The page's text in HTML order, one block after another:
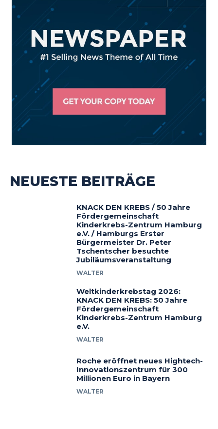
NEUESTE BEITRÄGE
KNACK DEN KREBS / 50 Jahre
Fördergemeinschaft
Kinderkrebs-Zentrum Hamburg
e.V. / Hamburgs Erster
Bürgermeister Dr. Peter
Tschentscher besuchte
Jubiläumsveranstaltung
WALTER
Weltkinderkrebstag 2026:
KNACK DEN KREBS: 50 Jahre
Fördergemeinschaft
Kinderkrebs-Zentrum Hamburg
e.V.
WALTER
Roche eröffnet neues Hightech-
Innovationszentrum für 300
Millionen Euro in Bayern
WALTER